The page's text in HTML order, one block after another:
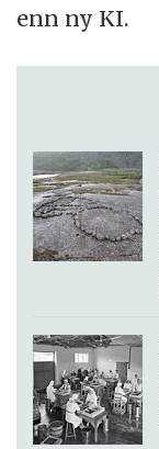
enn ny KI.